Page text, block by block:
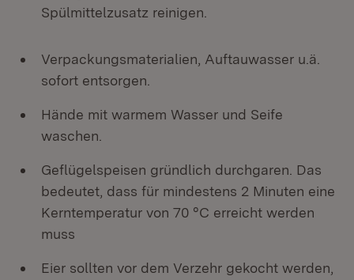
Spülmittelzusatz reinigen.
Verpackungsmaterialien, Auftauwasser u.ä.
sofort entsorgen.
Hände mit warmem Wasser und Seife
waschen.
Geflügelspeisen gründlich durchgaren. Das
bedeutet, dass für mindestens 2 Minuten eine
Kerntemperatur von 70 °C erreicht werden
muss
Eier sollten vor dem Verzehr gekocht werden,